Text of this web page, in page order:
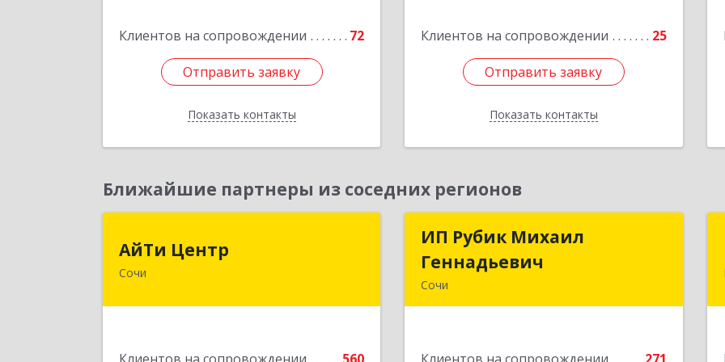
Клиентов на сопровождении 72
Отправить заявку
Показать контакты
Подробнее
Клиентов на сопровождении 25
Отправить заявку
Показать контакты
Подробнее
Ближайшие партнеры из соседних регионов
АйТи Центр
Сочи354000, Краснодарский край, Сочи,
ИП Рубик Михаил
Геннадьевич
Сочи
ИП Рубик Михаил